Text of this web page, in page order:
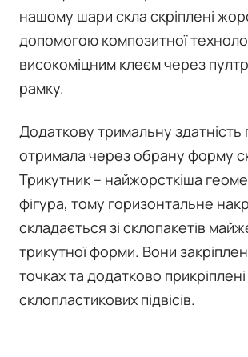
нашому шари скла скріплені
допомогою композитної
високоміцним клеєм через
рамку.
Додаткову тримальну здатність
отримала через обрану форму
Трикутник – найжорсткіша
фігура, тому горизонтальне
складається зі склопакетів
трикутної форми. Вони
точках та додатково
склопластикових підвісів.